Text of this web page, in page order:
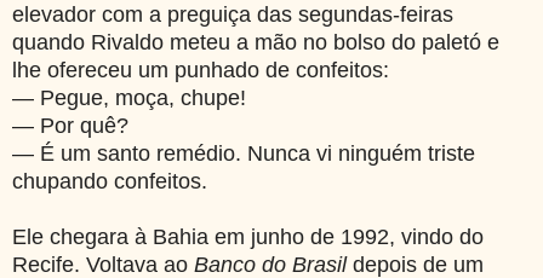
elevador com a preguiça das segundas-feiras
quando Rivaldo meteu a mão no bolso do paletó e
lhe ofereceu um punhado de confeitos:
— Pegue, moça, chupe!
— Por quê?
— É um santo remédio. Nunca vi ninguém triste
chupando confeitos.
Ele chegara à Bahia em junho de 1992, vindo do
Recife. Voltava ao Banco do Brasildepois de um